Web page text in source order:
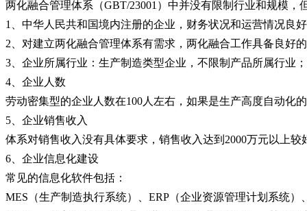
两化融合管理体系（GBT/23001）中并没有限制行业和规模
1、中华人民共和国境内注册的企业，财务状况和运营情况良
2、对建立两化融合管理体系有需求，两化融合工作具备良好
3、企业所属行业：生产制造类型企业，不限制产品所属行业；
4、企业人数
劳动密集型的企业人数在100人左右，如果是生产高度自动化
5、企业销售收入
体系对销售收入没有具体要求，销售收入达到2000万元以上较
6、企业信息化建设
常见的信息化软件包括：
MES（生产制造执行系统）、ERP（企业资源管理计划系统